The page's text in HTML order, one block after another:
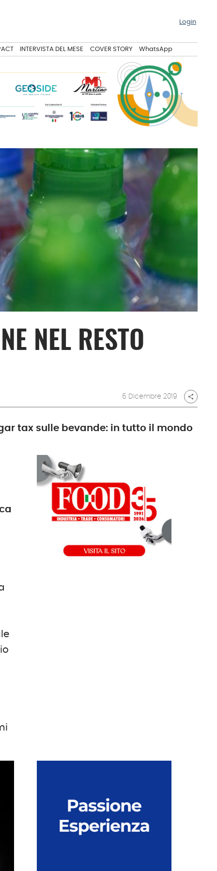
Login
INTERVISTA DEL MESE COVER STORY WhatsApp
NEL RESTO
6 Dicembre 2019 share
tax sulle bevande: in tutto il mondo